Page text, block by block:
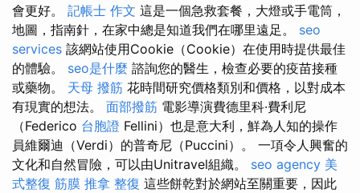
會更好。 記帳士 作文 這是一個急救套餐，大燈或手電筒，
地圖，指南針，在家中總是知道我們在哪里遠足。 seo
services 該網站使用Cookie（Cookie）在使用時提供最佳
的體驗。 seo是什麼 諮詢您的醫生，檢查必要的疫苗接種
或藥物。 天母 撥筋 花時間研究價格類別和價格，以對成本
有現實的想法。 面部撥筋 電影導演費德里科·費利尼
（Federico 台胞證 Fellini）也是意大利，鮮為人知的操作
員維爾迪（Verdi）的普奇尼（Puccini）。 一項令人興奮的
文化和自然冒險，可以由Unitravel組織。 seo agency 美
式整復 筋膜 推拿 整復 這些餅乾對於網站至關重要，因此